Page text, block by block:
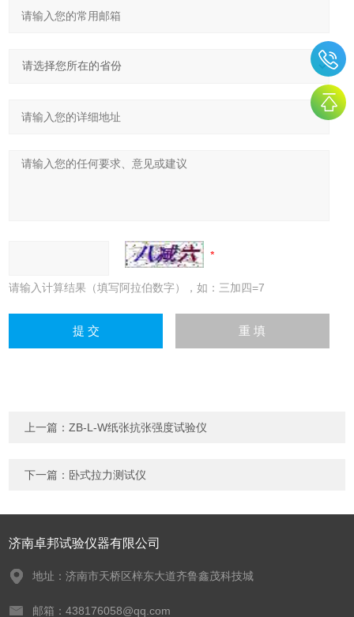
请输入计算结果（填写阿拉伯数字），如：三加四=7
上一篇：ZB-L-W纸张抗张强度试验仪
下一篇： 卧式拉力测试仪
济南卓邦试验仪器有限公司
地址：济南市天桥区梓东大道齐鲁鑫茂科技城
邮箱：438176058@qq.com